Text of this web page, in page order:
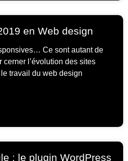
en Web design
Ce sont autant de
cerner l’évolution des sites
travail du web design
: le plugin WordPress